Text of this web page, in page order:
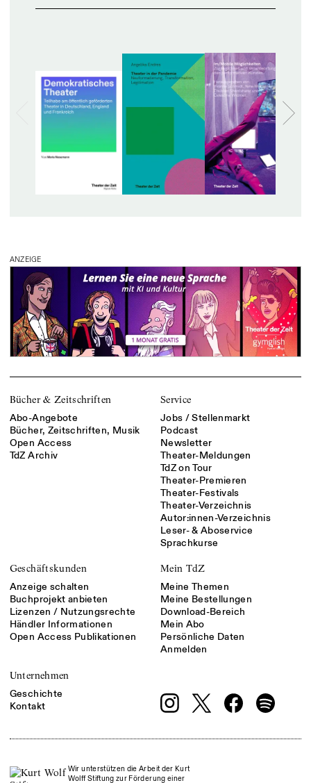
ANZEIGE
Bücher & Zeitschriften
Abo-Angebote
Bücher, Zeitschriften, Musik
Open Access
TdZ Archiv
Service
Jobs / Stellenmarkt
Podcast
Newsletter
Theater-Meldungen
TdZ on Tour
Theater-Premieren
Theater-Festivals
Theater-Verzeichnis
Autor:innen-Verzeichnis
Leser- & Aboservice
Sprachkurse
Geschäftskunden
Anzeige schalten
Buchprojekt anbieten
Lizenzen / Nutzungsrechte
Händler Informationen
Open Access Publikationen
Mein TdZ
Meine Themen
Meine Bestellungen
Download-Bereich
Mein Abo
Persönliche Daten
Anmelden
Unternehmen
Geschichte
Kontakt
Wir unterstützen die Arbeit der Kurt
Wolff Stiftung zur Förderung einer